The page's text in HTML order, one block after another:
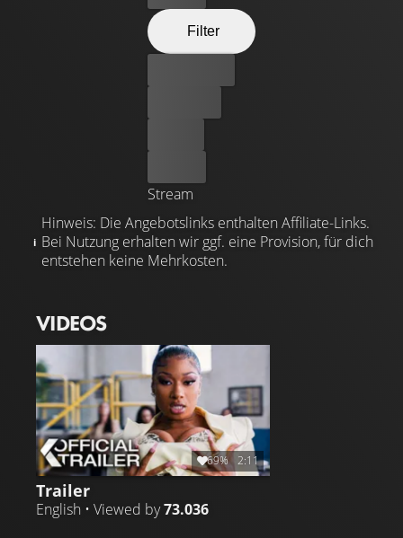
Filter
Stream
Hinweis: Die Angebotslinks enthalten Affiliate-Links.
Bei Nutzung erhalten wir ggf. eine Provision, für dich
entstehen keine Mehrkosten.
VIDEOS
69% 2:11
Trailer
English • Viewed by73.036